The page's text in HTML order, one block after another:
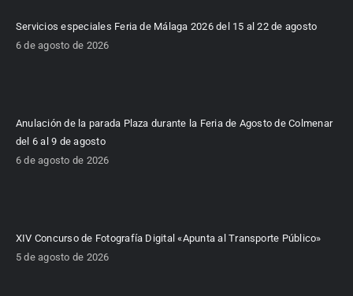
Servicios especiales Feria de Málaga 2026 del 15 al 22 de agosto
6 de agosto de 2026
Anulación de la parada Plaza durante la Feria de Agosto de Colmenar
del 6 al 9 de agosto
6 de agosto de 2026
XIV Concurso de Fotografía Digital «Apunta al Transporte Público»
5 de agosto de 2026